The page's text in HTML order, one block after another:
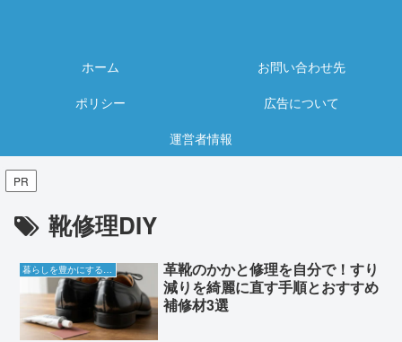
ホーム
お問い合わせ先
ポリシー
広告について
運営者情報
PR
靴修理DIY
革靴のかかと修理を自分で！すり
減りを綺麗に直す手順とおすすめ
補修材3選